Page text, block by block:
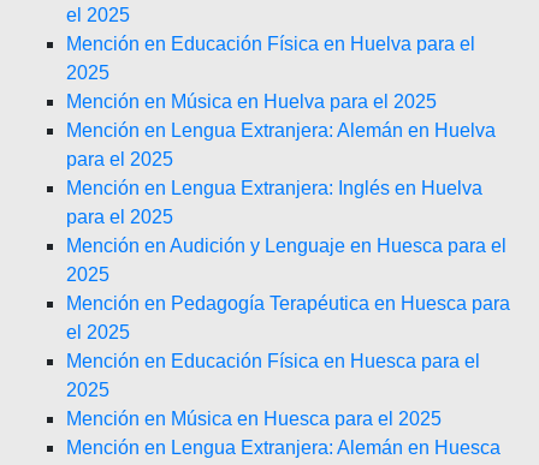
el 2025
Mención en Educación Física en Huelva para el
2025
Mención en Música en Huelva para el 2025
Mención en Lengua Extranjera: Alemán en Huelva
para el 2025
Mención en Lengua Extranjera: Inglés en Huelva
para el 2025
Mención en Audición y Lenguaje en Huesca para el
2025
Mención en Pedagogía Terapéutica en Huesca para
el 2025
Mención en Educación Física en Huesca para el
2025
Mención en Música en Huesca para el 2025
Mención en Lengua Extranjera: Alemán en Huesca